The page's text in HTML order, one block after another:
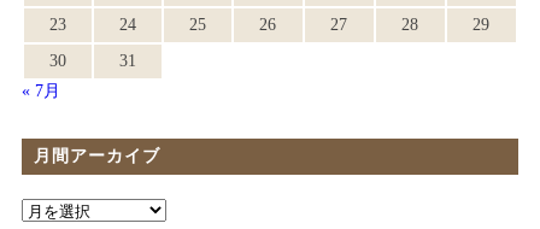
23
24 25 26 27 28
29
30
31
« 7月
月間アーカイブ